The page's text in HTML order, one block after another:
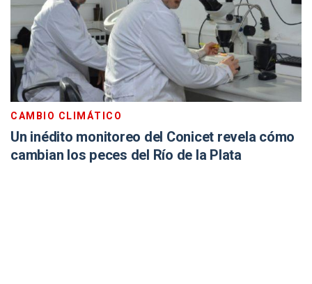
CAMBIO CLIMÁTICO
Un inédito monitoreo del Conicet revela cómo
cambian los peces del Río de la Plata